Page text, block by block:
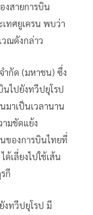
งสายการบิน
ทศยูเครน พบว่า
ณดังกล่าว
ำกัด (มหาชน) ซึ่ง
ไปยังทวีปยุโรป
มาเป็นเวลานาน
มขัดแย้ง
ของการบินไทยที่
เลี่ยงไปใช้เส้น
กี
งทวีปยุโรป มี